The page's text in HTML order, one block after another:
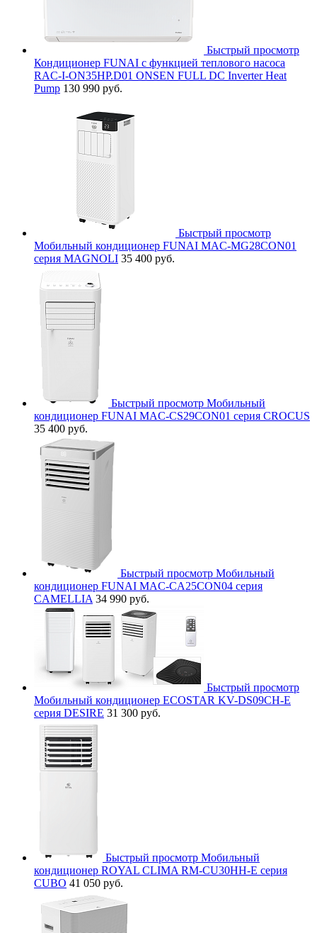
Быстрый просмотр
Кондиционер FUNAI с функцией теплового насоса
RAC-I-ON35HP.D01 ONSEN FULL DC Inverter Heat
Pump 130 990 руб.
Быстрый просмотр
Мобильный кондиционер FUNAI MAC-MG28CON01
серия MAGNOLI 35 400 руб.
Быстрый просмотр Мобильный
кондиционер FUNAI MAC-CS29CON01 серия CROCUS
35 400 руб.
Быстрый просмотр Мобильный
кондиционер FUNAI MAC-CA25CON04 серия
CAMELLIA 34 990 руб.
Быстрый просмотр
Мобильный кондиционер ECOSTAR KV-DS09CH-E
серия DESIRE 31 300 руб.
Быстрый просмотр Мобильный
кондиционер ROYAL CLIMA RM-CU30HH-E серия
CUBO 41 050 руб.